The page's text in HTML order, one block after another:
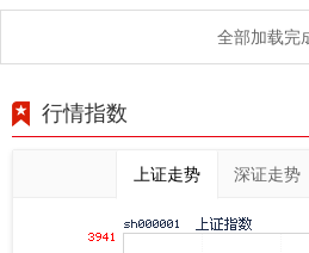
全部加载完
行情指数
上证走势 深证走势